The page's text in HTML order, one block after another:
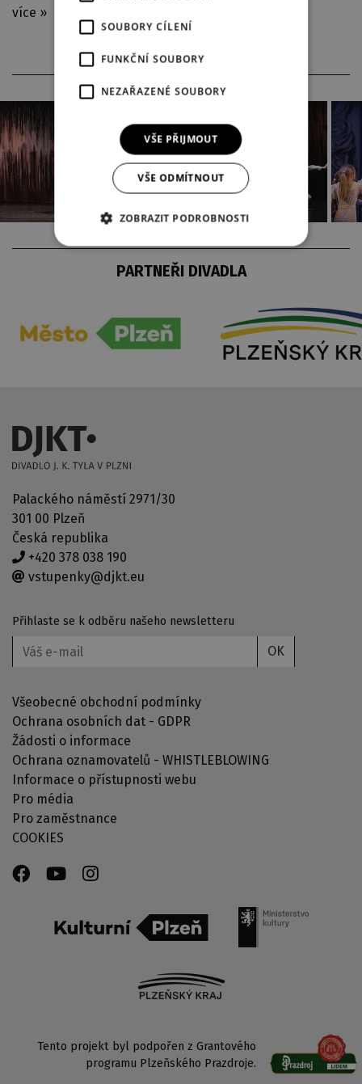
více »
PARTNEŘI DIVADLA
Palackého náměstí 2971/30
301 00 Plzeň
Česká republika
+420 378 038 190
vstupenky@djkt.eu
Přihlaste se k odběru našeho newsletteru
OK
Všeobecné obchodní podmínky
Ochrana osobních dat - GDPR
Žádosti o informace
Ochrana oznamovatelů - WHISTLEBLOWING
Informace o přístupnosti webu
Pro média
Pro zaměstnance
COOKIES
Tento projekt byl podpořen z Grantového
programu Plzeňského Prazdroje.
SOUBORY CÍLENÍ
FUNKČNÍ SOUBORY
NEZAŘAZENÉ SOUBORY
VŠE PŘIJMOUT
VŠE ODMÍTNOUT
ZOBRAZIT PODROBNOSTI